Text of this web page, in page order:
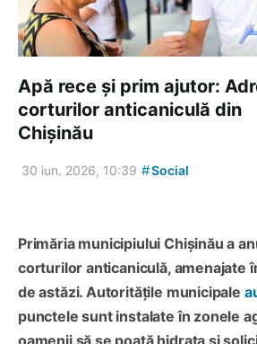
Apă rece și prim ajutor:
corturilor anticaniculă din
Chișinău
30 iun. 2026, 10:39 #Social
Primăria municipiului Chișinău a
corturilor anticaniculă, amenajate
de astăzi. Autoritățile municipale
punctele sunt instalate în zonele